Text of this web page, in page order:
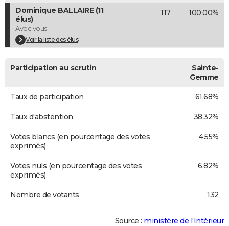
COPAINS D'AVANT
S'inscrire
Se connecter
Lycées
Collèges
Primaires
Universités
Entreprises
Service militaire
Avis de recherche
AVIS DE DÉCÈS
FORUM
Bricolage
Lifestyle
Culture
Sport
Auto
Television
Voyage
Cinema
Dominique BALLAIRE (11
élus)
Avec vous
Voir la liste des élus
117 100,00%
Participation au scrutin
Sainte-
Gemme
Taux de participation 61,68%
Taux d'abstention 38,32%
Votes blancs (en pourcentage des votes
exprimés)
4,55%
Votes nuls (en pourcentage des votes
exprimés)
6,82%
Nombre de votants 132
Source : ministère de l’Intérieur